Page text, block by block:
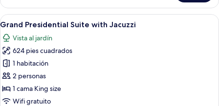
Royal
Suite
with
Abrir
todas
las
fotos
de
Grand
Presidential
Suite
Habitación de hotel moderna con
8
Grand Presidential Suite with Jacuzzi
Vista al jardín
624 pies cuadrados
1 habitación
2 personas
1 cama King size
Wifi gratuito